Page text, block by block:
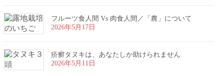
フルーツ食人間 Vs 肉食人間／「農」について
2026年5月17日
疥癬タヌキは、あなたしか助けられません
2026年5月11日